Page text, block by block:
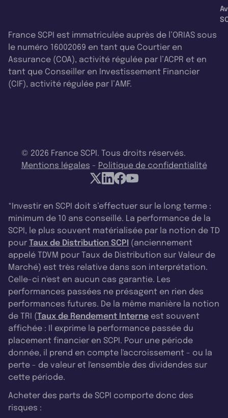
France SCPI est immatriculée auprès de l’ORIAS sous
le numéro 16002069 en tant que Courtier en
Assurance (COA), activité régulée par l’ACPR et en
tant que Conseiller en Investissement Financier
(CIF), activité régulée par l’AMF.
© 2026 France SCPI. Tous droits réservés.
Mentions légales - Politique de confidentialité
*Investir en SCPI doit s’effectuer sur le long terme :
minimum de 10 ans conseillé. La performance de la
SCPI, le plus souvent matérialisée par la notion de TD
pour Taux de Distribution SCPI (anciennement
appelé TDVM pour Taux de Distribution sur Valeur de
Marché) est très relative dans son interprétation.
Celle-ci n'est en aucun cas garantie. Les
performances passées ne présagent en rien des
performances futures. De la même manière la notion
de TRI (Taux de Rendement Interne est souvent
affichée : Il exprime la performance passée du
placement financier en SCPI. Pour une période
donnée, il prend en compte l'accroissement - ou la
perte - de valeur et l'ensemble des dividendes sur
cette période.
Acheter des parts de SCPI comporte donc des
risques :